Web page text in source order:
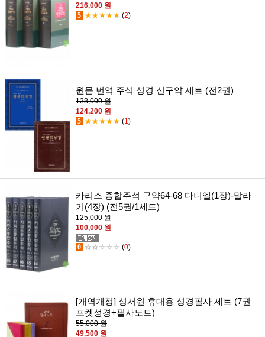
216,000 원
5 ★★★★★ (2)
원문 번역 주석 성경 신구약 세트 (전2권)
138,000 원
124,200 원
5 ★★★★★ (1 )
카리스 종합주석 구약64-68 다니엘(1장)-말라
기(4장) (전5권/1세트)
125,000 원
100,000 원
0 ☆☆☆☆☆ (0)
[개역개정] 성서원 휴대용 성경필사 세트 (7권
포켓성경+필사노트)
55,000 원
49,500 원